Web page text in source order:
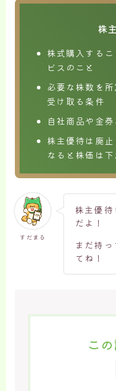
株
株式購入する
ビスのこと
必要な株数を
受け取る条件
自社商品や金
株主優待は廃
なると株価は下
すだまる
株主優
だよ！
まだ持
てね！
こ